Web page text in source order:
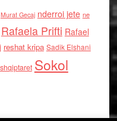
Murat Gecaj nderroi jete ne
Rafaela Prifti Rafael
reshat kripa Sadik Elshani
shqiptaret Sokol